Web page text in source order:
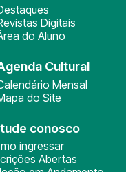
Digitais
do Aluno
Cultural
Mensal
do Site
conosco
ingressar
Abertas